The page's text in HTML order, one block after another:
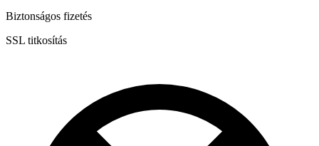
Biztonságos fizetés
SSL titkosítás